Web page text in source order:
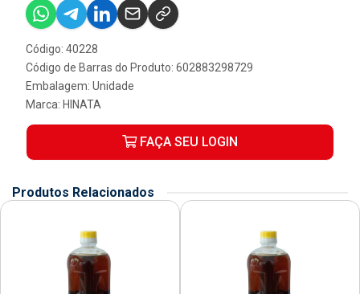
Código: 40228
Código de Barras do Produto: 602883298729
Embalagem: Unidade
Marca: HINATA
FAÇA SEU LOGIN
Produtos Relacionados